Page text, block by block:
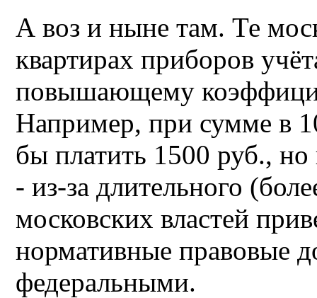
А воз и ныне там. Те
квартирах приборов
повышающему
Например, при сумме в
бы платить 1500 руб.,
- из-за длительного
московских властей
нормативные правовые
федеральными.